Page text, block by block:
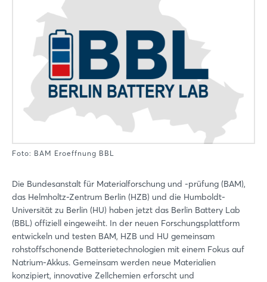
Foto: BAM Eroeffnung BBL
Die Bundesanstalt für Materialforschung und -prüfung (BAM),
das Helmholtz-Zentrum Berlin (HZB) und die Humboldt-
Universität zu Berlin (HU) haben jetzt das Berlin Battery Lab
(BBL) offiziell eingeweiht. In der neuen Forschungsplattform
entwickeln und testen BAM, HZB und HU gemeinsam
rohstoffschonende Batterietechnologien mit einem Fokus auf
Natrium-Akkus. Gemeinsam werden neue Materialien
konzipiert, innovative Zellchemien erforscht und